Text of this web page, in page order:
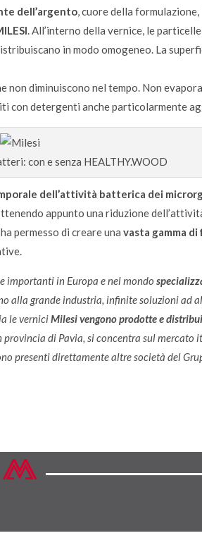
dell’argento, cuore della formulazione,
. All’interno della vernice, le
in modo omogeneo. La
non diminuiscono nel tempo. Non
con detergenti anche particolarmente
con e senza HEALTHY.WOOD
dell’attività batterica dei
appunto una riduzione
permesso di creare una vasta gamma
importanti in Europa e nel mondo
alla grande industria, infinite soluzioni ad
le verniciMilesivengono prodotte e
provincia di Pavia, si concentra sul
presenti direttamente altre società del